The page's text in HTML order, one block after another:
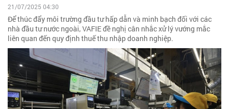
21/07/2025 04:30
Để thúc đẩy môi trường đầu tư hấp dẫn và minh bạch đối với các
nhà đầu tư nước ngoài, VAFIE đề nghị cân nhắc xử lý vướng mắc
liên quan đến quy định thuế thu nhập doanh nghiệp.